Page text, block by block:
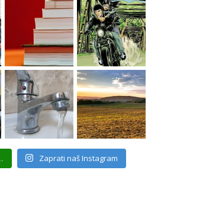
Zaprati naš Instagram